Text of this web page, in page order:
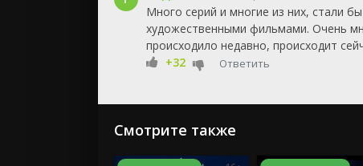
Много серий и многие из них, стали
художественными фильмами. Очень
происходило недавно, происходит
+32
Ответить
Смотрите также